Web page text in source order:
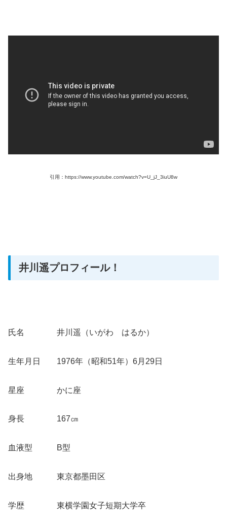
引用：https://www.youtube.com/watch?v=U_jJ_3iuU8w
井川遥プロフィール！
氏名 井川遥（いがわ はるか）
生年月日 1976年（昭和51年）6月29日
星座 かに座
身長 167㎝
血液型 B型
出身地 東京都墨田区
学歴 東横学園女子短期大学卒